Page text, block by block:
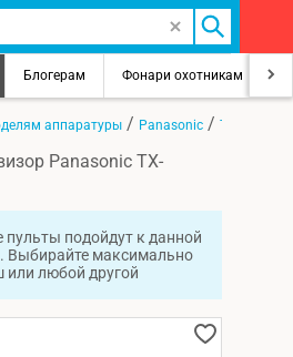
Блогерам Фонари охотникам
аппаратуры / Panasonic / TX-20LA1P
Panasonic TX-
пульты подойдут к данной
Выбирайте максимально
любой другой